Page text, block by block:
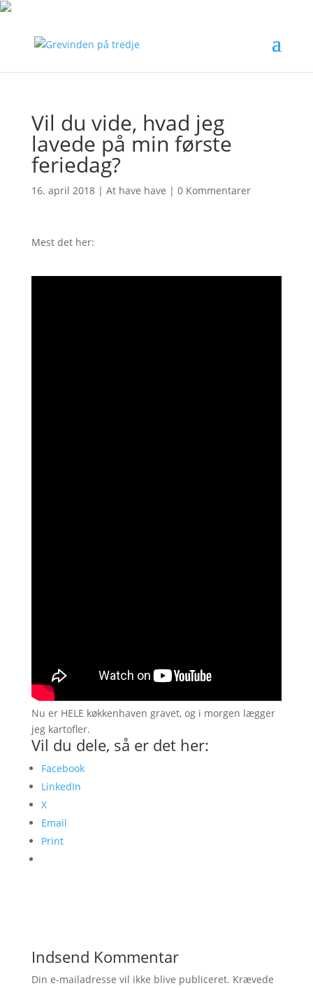
Vil du vide, hvad jeg
lavede på min første
feriedag?
16. april 2018| At have have | 0 Kommentarer
Mest det her:
Nu er HELE køkkenhaven gravet, og i morgen lægger
jeg kartofler.
Vil du dele, så er det her:
Facebook
LinkedIn
X
Email
Print
Indsend Kommentar
Din e-mailadresse vil ikke blive publiceret. Krævede